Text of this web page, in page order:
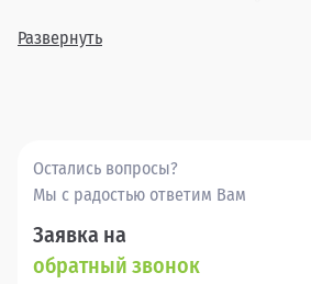
свои нужды. Выбор подержанного
Прагматика в Мурманске — это
Развернуть
Остались вопросы?
Мы с радостью ответим Вам
Заявка на
обратный звонок